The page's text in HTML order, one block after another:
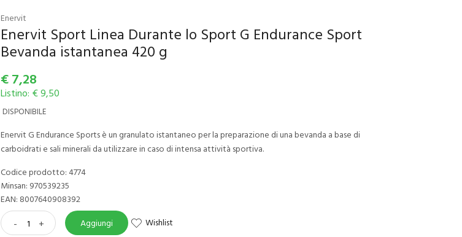
Enervit
Enervit Sport Linea Durante lo Sport G Endurance Sport
Bevanda istantanea 420 g
€7,28
Listino: € 9,50
DISPONIBILE
Enervit G Endurance Sports è un granulato istantaneo per la preparazione di una bevanda a base di
carboidrati e sali minerali da utilizzare in caso di intensa attività sportiva.
Codice prodotto: 4774
Minsan: 970539235
EAN: 8007640908392
- + Aggiungi Wishlist